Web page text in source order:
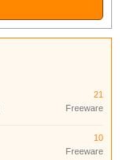
21
Freeware
10
Freeware